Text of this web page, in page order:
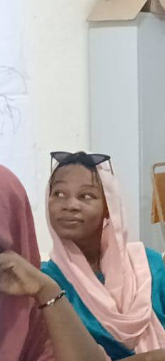
communautés
fronts pour assurer un
durable. Découvrez
jour.